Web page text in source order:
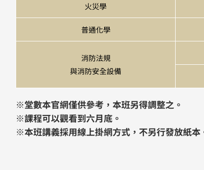
火災學
普通化學
消防法規
與消防安全設備
※堂數本官網僅供參考，本班另得調整之。
※課程可以觀看到六月底。
※本班講義採用線上掛網方式，不另行發放紙本